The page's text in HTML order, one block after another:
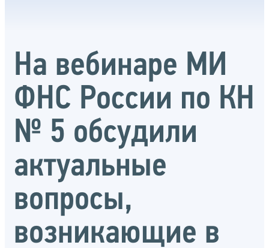
На вебинаре МИ
ФНС России по КН
№ 5 обсудили
актуальные
вопросы,
возникающие в